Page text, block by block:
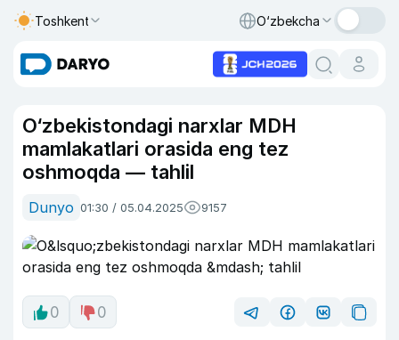
Toshkent O‘zbekcha
O‘zbekistondagi narxlar MDH
mamlakatlari orasida eng tez
oshmoqda — tahlil
Dunyo 01:30 / 05.04.2025 9157
0 0